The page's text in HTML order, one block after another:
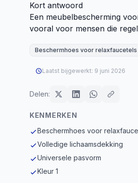
Kort antwoord
Een meubelbescherming
vooral voor mensen die
Beschermhoes voor relaxfaucetels
Laatst bijgewerkt: 9 juni 2026
Delen:
KENMERKEN
Beschermhoes voor
Volledige lichaamsdekking
Universele pasvorm
Kleur 1